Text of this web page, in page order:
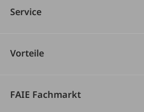
Service
Vorteile
FAIE Fachmarkt